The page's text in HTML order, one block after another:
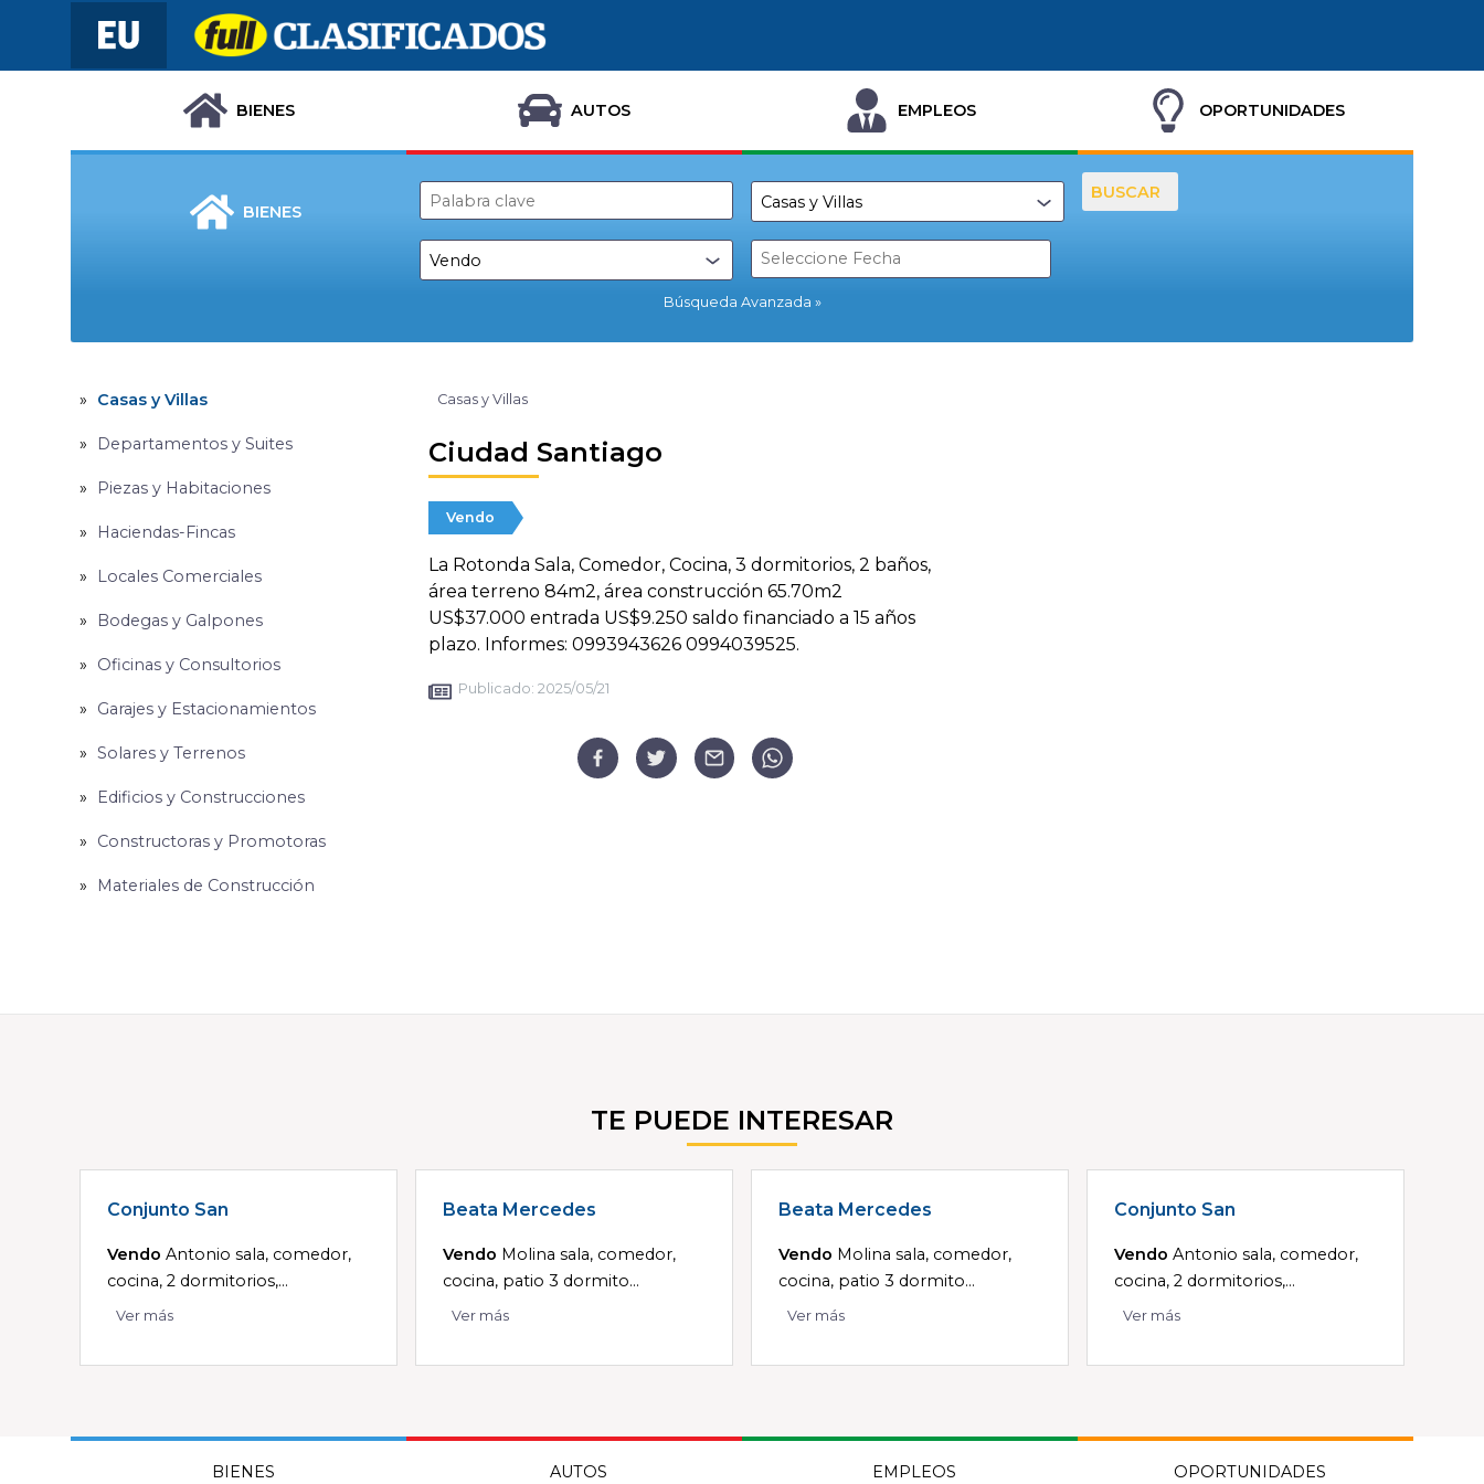
BIENES AUTOS EMPLEOS OPORTUNIDADES
BIENES
Búsqueda Avanzada
BUSCAR
Casas y Villas
Departamentos y Suites
Piezas y Habitaciones
Haciendas-Fincas
Locales Comerciales
Bodegas y Galpones
Oficinas y Consultorios
Garajes y Estacionamientos
Solares y Terrenos
Edificios y Construcciones
Constructoras y Promotoras
Materiales de Construcción
Casas y Villas
Ciudad Santiago
Vendo
La Rotonda Sala, Comedor, Cocina, 3 dormitorios, 2 baños,
área terreno 84m2, área construcción 65.70m2
US$37.000 entrada US$9.250 saldo financiado a 15 años
plazo. Informes: 0993943626 0994039525.
Publicado: 2025/05/21
TE PUEDE INTERESAR
Conjunto San
Vendo Antonio sala, comedor,
cocina, 2 dormitorios,...
Ver más
Beata Mercedes
Vendo Molina sala, comedor,
cocina, patio 3 dormito...
Ver más
Beata Mercedes
Vendo Molina sala, comedor,
cocina, patio 3 dormito...
Ver más
Conjunto San
Vendo Antonio sala, comedor,
cocina, 2 dormitorios,...
Ver más
BIENES AUTOS EMPLEOS OPORTUNIDADES